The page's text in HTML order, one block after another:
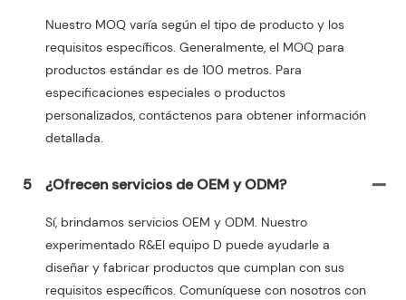
Nuestro MOQ varía según el tipo de producto y los
requisitos específicos. Generalmente, el MOQ para
productos estándar es de 100 metros. Para
especificaciones especiales o productos
personalizados, contáctenos para obtener información
detallada.
5 ¿Ofrecen servicios de OEM y ODM?
Sí, brindamos servicios OEM y ODM. Nuestro
experimentado R&El equipo D puede ayudarle a
diseñar y fabricar productos que cumplan con sus
requisitos específicos. Comuníquese con nosotros con